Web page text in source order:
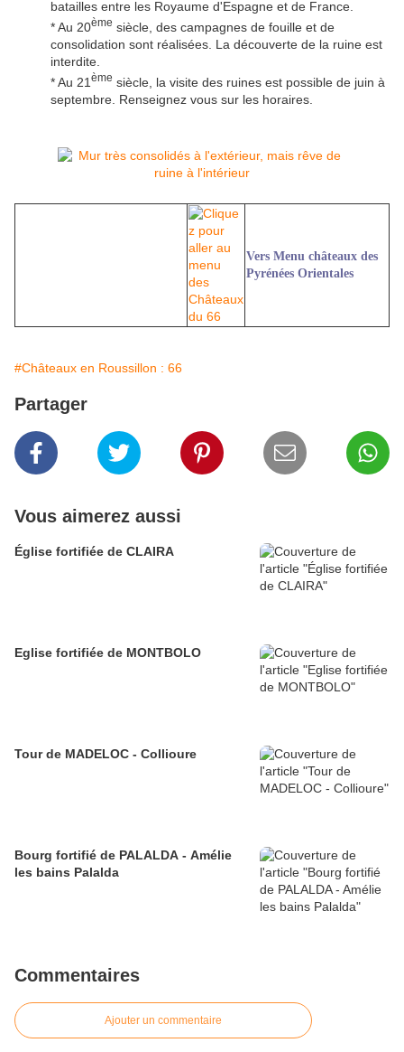
batailles entre les Royaume d'Espagne et de France.
* Au 20ème siècle, des campagnes de fouille et de
consolidation sont réalisées. La découverte de la ruine est
interdite.
* Au 21 ème siècle, la visite des ruines est possible de juin à
septembre. Renseignez vous sur les horaires.
Vers Menu châteaux des
Pyrénées Orientales
#Châteaux en Roussillon : 66
Partager
Vous aimerez aussi
Église fortifiée de CLAIRA
Eglise fortifiée de MONTBOLO
Tour de MADELOC - Collioure
Bourg fortifié de PALALDA - Amélie
les bains Palalda
Commentaires
Ajouter un commentaire